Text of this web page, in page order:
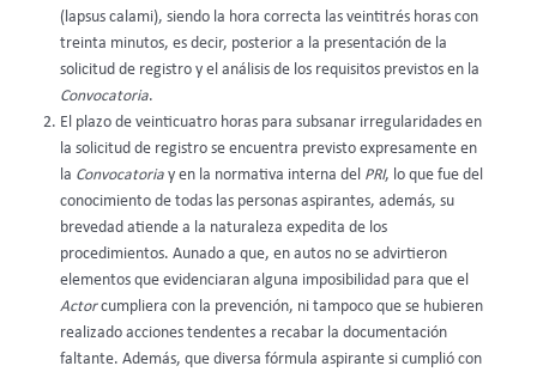
(lapsus calami), siendo la hora correcta las veintitrés horas con
treinta minutos, es decir, posterior a la presentación de la
solicitud de registro y el análisis de los requisitos previstos en la
Convocatoria.
El plazo de veinticuatro horas para subsanar irregularidades en
la solicitud de registro se encuentra previsto expresamente en
la Convocatoria y en la normativa interna del PRI, lo que fue del
conocimiento de todas las personas aspirantes, además, su
brevedad atiende a la naturaleza expedita de los
procedimientos. Aunado a que, en autos no se advirtieron
elementos que evidenciaran alguna imposibilidad para que el
Actorcumpliera con la prevención, ni tampoco que se hubieren
realizado acciones tendentes a recabar la documentación
faltante. Además, que diversa fórmula aspirante si cumplió con